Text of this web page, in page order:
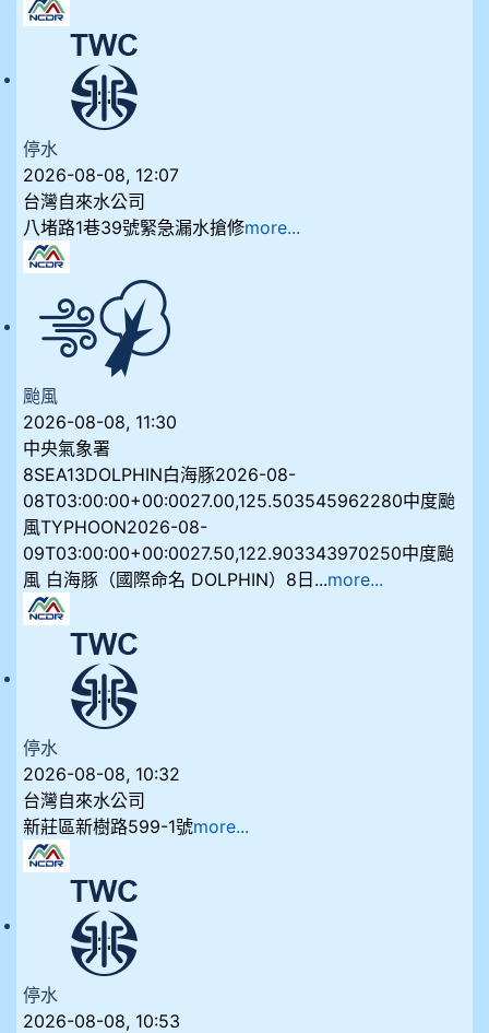
停水
2026-08-08, 12:07
台灣自來水公司
八堵路1巷39號緊急漏水搶修more...
颱風
2026-08-08, 11:30
中央氣象署
8SEA13DOLPHIN白海豚2026-08-
08T03:00:00+00:0027.00,125.503545962280中度颱
風TYPHOON2026-08-
09T03:00:00+00:0027.50,122.903343970250中度颱
風 白海豚（國際命名 DOLPHIN）8日...more...
停水
2026-08-08, 10:32
台灣自來水公司
新莊區新樹路599-1號more...
停水
2026-08-08, 10:53